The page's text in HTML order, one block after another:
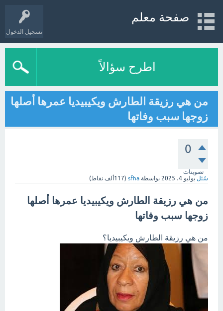
تسجيل الدخول
صفحة معلم
اطرح سؤالاً
من هي رزيقة الطارش ويكيبيديا عمرها أصلها
زوجها سبب وفاتها
0
تصويتات
سُئل يوليو 4، 2025 بواسطة sfha
(117ألف نقاط)
من هي رزيقة الطارش ويكيبيديا عمرها أصلها
زوجها سبب وفاتها
من هي رزيقة الطارش ويكيبيديا؟